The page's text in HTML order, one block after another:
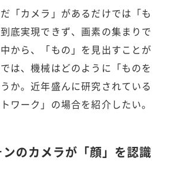
「カメラ」があるだけでは「も
底実現できず、画素の集まりで
から、「もの」を見出すことが
は、機械はどのように「ものを
か。近年盛んに研究されている
ワーク」の場合を紹介したい。
のカメラが「顔」を認識